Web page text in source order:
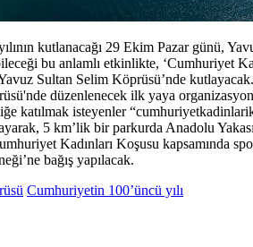
kutlanacağı 29 Ekim Pazar günü,
bu anlamlı etkinlikte, ‘Cumhuriyet
Sultan Selim Köprüsü’nde
düzenlenecek ilk yaya
katılmak isteyenler
5 km’lik bir parkurda Anadolu
Kadınları Koşusu
bağış yapılacak.
Cumhuriyetin 100’üncü yılı